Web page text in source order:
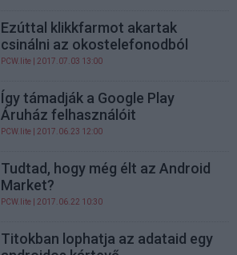
Ezúttal klikkfarmot akartak
csinálni az okostelefonodból
PCW.lite | 2017.07.03 13:00
Így támadják a Google Play
Áruház felhasználóit
PCW.lite | 2017.06.23 12:00
Tudtad, hogy még élt az Android
Market?
PCW.lite | 2017.06.22 10:30
Titokban lophatja az adataid egy